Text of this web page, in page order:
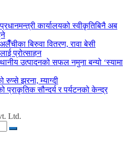
कार्यालयको स्वीकृतिबिनै अब
बिरुवा वितरण, रावा बेसी
प्रोत्साहन
उत्पादनको सफल नमुना बन्यो ‘स्यामा
झरना, म्याग्दी
प्राकृतिक सौन्दर्य र पर्यटनको केन्द्र